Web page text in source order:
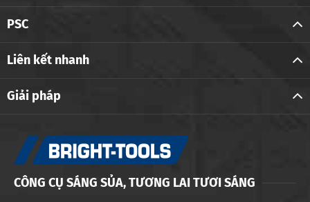
PSC
Liên kết nhanh
Giải pháp
CÔNG CỤ SÁNG SỦA, TƯƠNG LAI TƯƠI SÁNG